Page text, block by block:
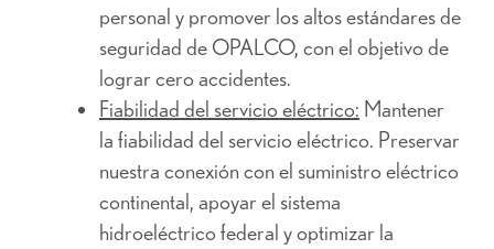
personal y promover los altos estándares de
seguridad de OPALCO, con el objetivo de
lograr cero accidentes.
Fiabilidad del servicio eléctrico: Mantener
la fiabilidad del servicio eléctrico. Preservar
nuestra conexión con el suministro eléctrico
continental, apoyar el sistema
hidroeléctrico federal y optimizar la